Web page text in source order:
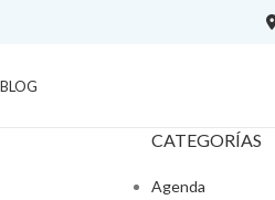
BLOG
CATEGORÍAS
Agenda